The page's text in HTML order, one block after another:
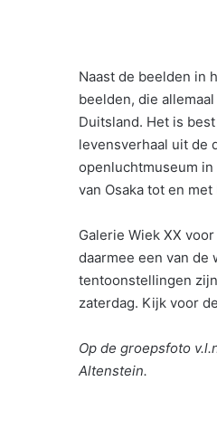
Naast de beelden in
beelden, die
Duitsland. Het is
levensverhaal uit de
openluchtmuseum
van Osaka tot en
Galerie Wiek XX
daarmee een van
tentoonstellingen
zaterdag. Kijk voor
Op de groepsfoto
Altenstein.